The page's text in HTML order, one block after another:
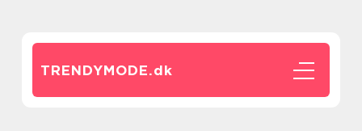
TRENDYMODE.dk